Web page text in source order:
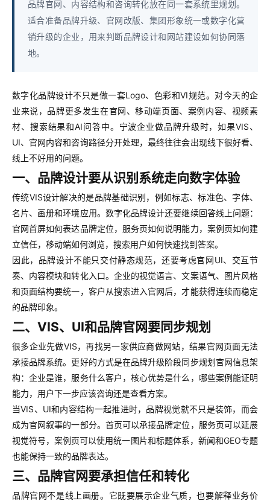
品牌官网、内容结构和咨询转化放在同一套系统里规划。
适合准备品牌升级、官网改版、集团形象统一或数字化营
销升级的企业，用来判断品牌设计和网站建设如何协同落
地。
数字化品牌设计不只是做一套Logo、色彩和VI规范。对今天的企
业来说，品牌更多发生在官网、移动端页面、案例内容、视频素
材、搜索结果和AI问答中。宁波企业做品牌升级时，如果VIS、
UI、官网内容和咨询路径分开处理，最终往往会出现线下很好看、
线上不好用的问题。
一、品牌设计要从识别系统走向数字体验
传统VIS设计解决的是品牌基础识别，例如标志、标准色、字体、
名片、画册和环境应用。数字化品牌设计还要继续回答线上问题：
官网首屏如何表达品牌定位，服务页如何说明能力，案例页如何建
立信任，移动端如何浏览，搜索用户如何快速找到答案。
因此，品牌设计不能只交付静态规范，还要考虑官网UI、交互节
奏、内容模块和转化入口。企业的视觉语言、文案语气、图片风格
和页面结构要统一，客户从搜索进入官网后，才能获得连续而稳定
的品牌印象。
二、VIS、UI和品牌官网要同步规划
很多企业先做VIS，再找另一家供应商做网站，结果官网页面无法
承接品牌系统。更好的方式是在品牌升级阶段同步规划官网信息架
构：企业是谁，服务什么客户，核心优势是什么，哪些案例能证明
能力，用户下一步应该咨询还是查看方案。
当VIS、UI和内容结构一起推进时，品牌视觉就不只是装饰，而会
成为官网叙事的一部分。首页可以承接品牌定位，服务页可以延展
视觉符号，案例页可以使用统一图片和标题体系，新闻和GEO专题
也能保持一致的品牌表达。
三、品牌官网要承担信任和转化
品牌官网不是线上画册。它既要展示企业气质，也要解释业务价